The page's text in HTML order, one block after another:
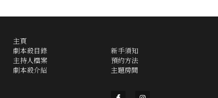
主頁
劇本殺目錄
主持人檔案
劇本殺介紹
新手須知
預約方法
主題房間